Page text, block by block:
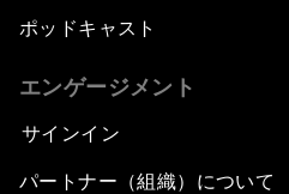
ポッドキャスト
エンゲージメント
サインイン
パートナー（組織）について